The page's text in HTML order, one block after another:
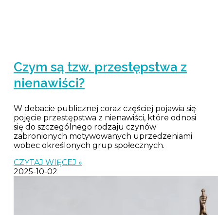
Czym są tzw. przestępstwa z
nienawiści?
W debacie publicznej coraz częściej pojawia się
pojęcie przestępstwa z nienawiści, które odnosi
się do szczególnego rodzaju czynów
zabronionych motywowanych uprzedzeniami
wobec określonych grup społecznych.
CZYTAJ WIĘCEJ »
2025-10-02